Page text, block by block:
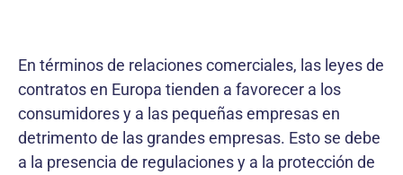
En términos de relaciones comerciales, las leyes de
contratos en Europa tienden a favorecer a los
consumidores y a las pequeñas empresas en
detrimento de las grandes empresas. Esto se debe
a la presencia de regulaciones y a la protección de